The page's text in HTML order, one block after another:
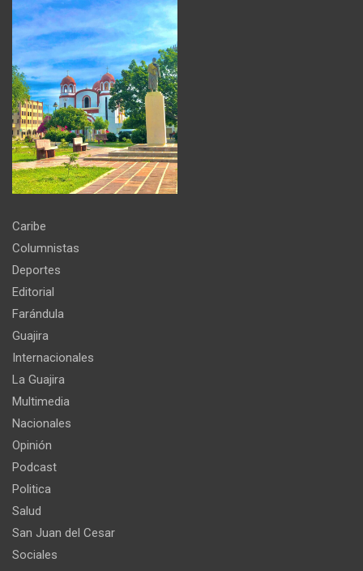
Caribe
Columnistas
Deportes
Editorial
Farándula
Guajira
Internacionales
La Guajira
Multimedia
Nacionales
Opinión
Podcast
Politica
Salud
San Juan del Cesar
Sociales